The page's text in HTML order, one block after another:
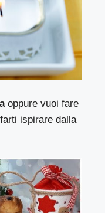
oppure vuoi fare
ispirare dalla